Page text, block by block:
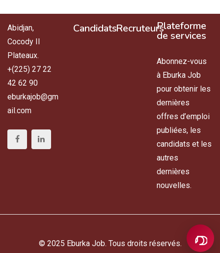
Abidjan,
Cocody II
Plateaux.
+(225) 27 22
42 62 90
eburkajob@gm
ail.com
CandidatsRecruteursPlateforme
de services
Abonnez-vous
à Eburka Job
pour obtenir les
dernières
offres d’emploi
publiées, les
candidats et les
autres
dernières
nouvelles.
© 2025 Eburka Job. Tous droits réservés.